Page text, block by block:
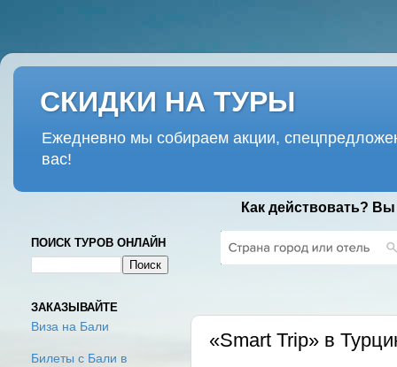
СКИДКИ НА ТУРЫ
Ежедневно мы собираем акции,
вас!
Как действовать?
«Smart Trip» в
ПОИСК ТУРОВ ОНЛАЙН
ЗАКАЗЫВАЙТЕ
Виза на Бали
Билеты с Бали в